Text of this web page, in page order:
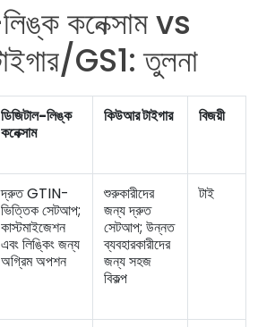
কনেক্সাম vs
GS1: তুলনা
ডিজিটাল-লিঙ্ক
কনেক্সাম
কিউআর টাইগার বিজয়ী
দ্রুত GTIN-
ভিত্তিক সেটআপ;
কাস্টমাইজেশন
এবং লিঙ্কিং জন্য
অগ্রিম অপশন
শুরুকারীদের
জন্য দ্রুত
সেটআপ; উন্নত
ব্যবহারকারীদের
জন্য সহজ
বিকল্প
টাই